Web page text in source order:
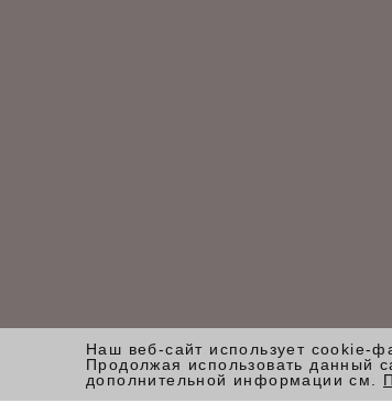
Наш веб-сайт использует cookie-
Продолжая использовать данный
дополнительной информации см.